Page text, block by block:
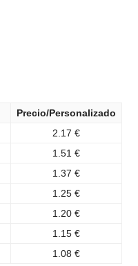
Precio/Personalizado
2.17 €
1.51 €
1.37 €
1.25 €
1.20 €
1.15 €
1.08 €